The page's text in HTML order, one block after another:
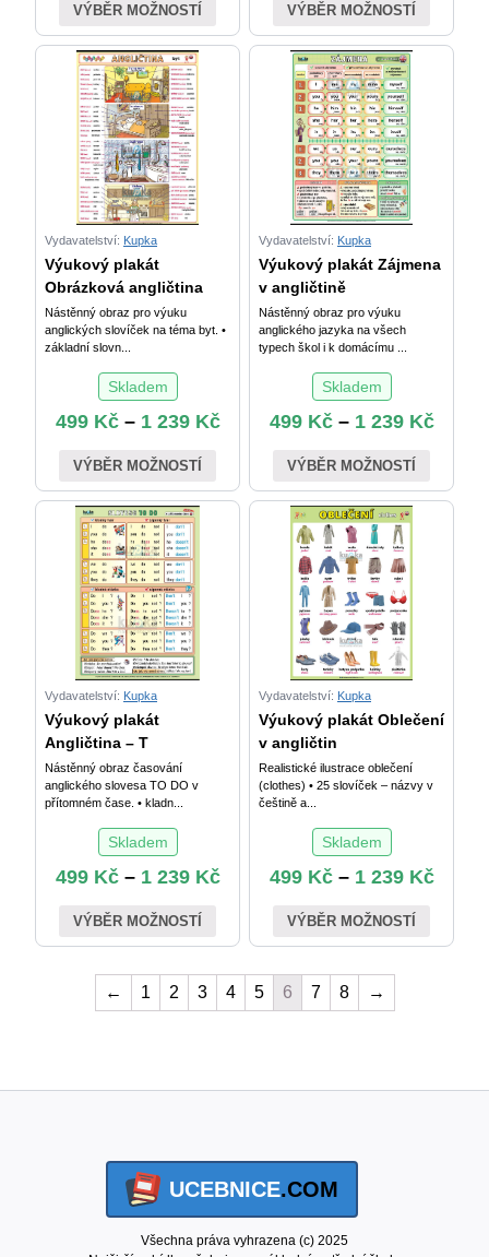
VÝBĚR MOŽNOSTÍ VÝBĚR MOŽNOSTÍ
Vydavatelství: Kupka
Výukový plakát
Obrázková angličtina
Nástěnný obraz pro výuku
anglických slovíček na téma byt. •
základní slovn...
Skladem
499 Kč– 1 239 Kč
VÝBĚR MOŽNOSTÍ
Vydavatelství: Kupka
Výukový plakát Zájmena
v angličtině
Nástěnný obraz pro výuku
anglického jazyka na všech
typech škol i k domácímu ...
Skladem
499 Kč– 1 239 Kč
VÝBĚR MOŽNOSTÍ
Vydavatelství: Kupka
Výukový plakát
Angličtina – T
Nástěnný obraz časování
anglického slovesa TO DO v
přítomném čase. • kladn...
Skladem
499 Kč– 1 239 Kč
VÝBĚR MOŽNOSTÍ
Vydavatelství: Kupka
Výukový plakát Oblečení
v angličtin
Realistické ilustrace oblečení
(clothes) • 25 slovíček – názvy v
češtině a...
Skladem
499 Kč– 1 239 Kč
VÝBĚR MOŽNOSTÍ
← 1 2 3 4 5 6 7 8 →
UCEBNICE.COM
Všechna práva vyhrazena (c) 2025